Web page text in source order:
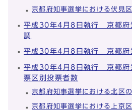
京都府知事選挙における伏見
平成30年4月8日執行 京都
調
平成30年4月8日執行 京都
平成30年4月8日執行 京都府
票区別投票者数
京都府知事選挙における北区
京都府知事選挙における上京